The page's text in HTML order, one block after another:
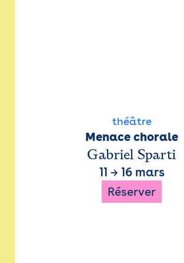
théâtre
Menace chorale
Gabriel Sparti
11 → 16 mars
Réserver